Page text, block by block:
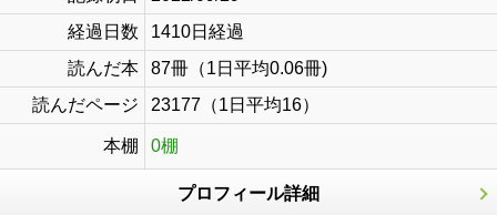
経過日数
1410日経過
読んだ本
87冊（1日平均0.06冊)
読んだページ
23177（1日平均16）
本棚 0棚
プロフィール詳細